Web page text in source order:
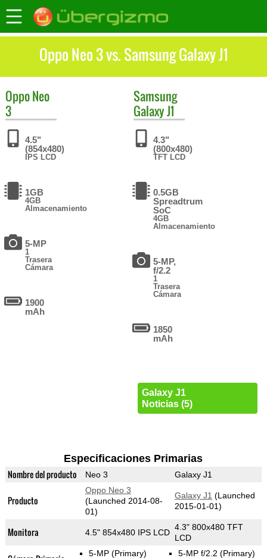
Oppo Neo 3 vs. Samsung Galaxy J1
OppoNeo
3
4.5"
(854x480)
IPS LCD
1GB
4GB
Almacenamiento
5-MP
1
Trasera
Cámara
1900
mAh
Samsung
Galaxy J1
4.3"
(800x480)
TFT LCD
0.5GB
Spreadtrum
SoC
4GB
Almacenamiento
5-MP,
f/2.2
1
Trasera
Cámara
1850
mAh
Galaxy J1
Noticias (5)
Especificaciones Primarias
Nombre del producto Neo 3 Galaxy J1
Producto
Oppo Neo 3
(Launched 2014-08-
01)
Galaxy J1 (Launched
2015-01-01)
Monitora 4.5" 854x480 IPS LCD
4.3" 800x480 TFT
LCD
5-MP (Primary) 5-MP f/2.2 (Primary)